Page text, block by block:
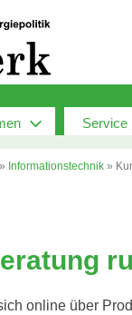
Service
» Informationstechnik »
online über